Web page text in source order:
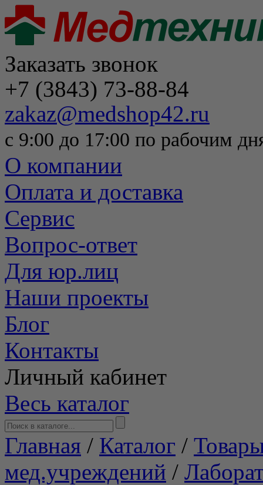
Заказать звонок
+7 (3843) 73-88-84
zakaz@medshop42.ru
с 9:00 до 17:00 по рабочим
О компании
Оплата и доставка
Сервис
Вопрос-ответ
Для юр.лиц
Наши проекты
Блог
Контакты
Личный кабинет
Весь каталог
Главная / Каталог /
мед.учреждений /